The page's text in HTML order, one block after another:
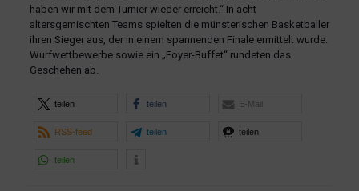
haben wir mit dem Turnier wieder erreicht.“ In acht
altersgemischten Teams spielten die münsterischen Basketballer
ihren Sieger aus, der in einem spannenden Finale ermittelt wurde.
Wurfwettbewerbe sowie ein „Foyer-Buffet“ rundeten das
Geschehen ab.
teilen teilen E-Mail
RSS-feed teilen teilen
teilen